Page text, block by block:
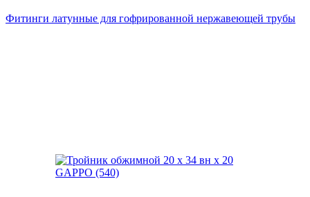
Фитинги латунные для гофрированной нержавеющей трубы